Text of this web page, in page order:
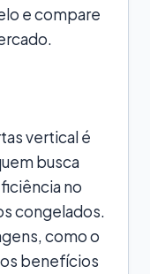
e compare
vertical é
busca
no
congelados.
como o
benefícios